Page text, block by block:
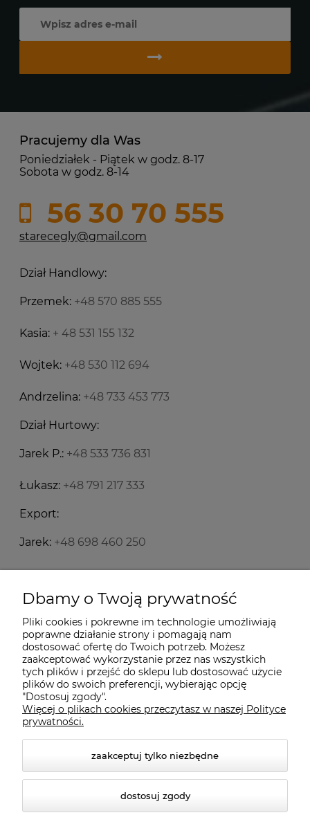
Pracujemy dla Was
Poniedziałek - Piątek w godz. 8-17
Sobota w godz. 8-14
56 30 70 555
starecegly@gmail.com
Dział Handlowy:
Przemek: +48 570 885 555
Kasia: + 48 531 155 132
Wojtek: +48 530 112 694
Andrzelina: +48 733 453 773
Dział Hurtowy:
Jarek P.: +48 533 736 831
Łukasz: +48 791 217 333
Export:
Jarek: +48 698 460 250
Starecegly.com
Płatności i dostawa
Moje konto
Informacje
Dbamy o Twoją prywatność
Pliki cookies i pokrewne im technologie umożliwiają
poprawne działanie strony i pomagają nam
dostosować ofertę do Twoich potrzeb. Możesz
zaakceptować wykorzystanie przez nas wszystkich
tych plików i przejść do sklepu lub dostosować użycie
plików do swoich preferencji, wybierając opcję
"Dostosuj zgody".
Więcej o plikach cookies przeczytasz w naszej Polityce
prywatności.
zaakceptuj tylko niezbędne
dostosuj zgody